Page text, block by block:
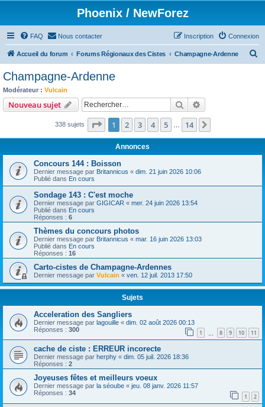
Phoenix / NewForez
FAQ Nous contacter Connexion
Inscription
Accueil du forum Forums Régionaux des Cistes Champagne-Ardenne
c
Champagne-Ardenne
Modérateur : Vulcain
Nouveau sujet Rechercher
338 sujets Page 1sur14
1 2 3 4 5 14
Annonces
Concours 144 : Boisson
Dernier message par Britannicus « dim. 21 juin 2026 10:06
Publié dans En cours
Sondage 143 : C'est moche
Dernier message par GIGICAR « mer. 24 juin 2026 13:54
Publié dans En cours
Réponses : 6
Thèmes du concours photos
Dernier message par Britannicus « mar. 16 juin 2026 13:03
Publié dans En cours
Réponses : 16
Carto-cistes de Champagne-Ardennes
Dernier message par Vulcain « ven. 12 juil. 2013 17:50
Sujets
Acceleration des Sangliers
Dernier message par lagouille « dim. 02 août 2026 00:13
Réponses : 300 1 8 9 10 11
cache de ciste : ERREUR incorecte
Dernier message par herphy « dim. 05 juil. 2026 18:36
Réponses : 2
Joyeuses fêtes et meilleurs voeux
Dernier message par la séoube « jeu. 08 janv. 2026 11:57
Réponses : 34 1 2